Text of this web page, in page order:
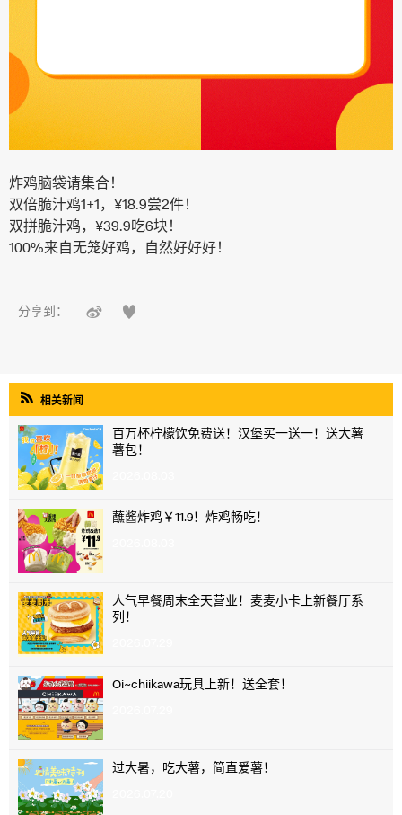
炸鸡脑袋请集合！
双倍脆汁鸡1+1，¥18.9尝2件！
双拼脆汁鸡，¥39.9吃6块！
100%来自无笼好鸡，自然好好好！
分享到：  
 相关新闻
百万杯柠檬饮免费送！汉堡买一送一！送大薯
薯包！
蘸酱炸鸡￥11.9！炸鸡畅吃！
人气早餐周末全天营业！麦麦小卡上新餐厅系
列！
Oi~chiikawa玩具上新！送全套！
过大暑，吃大薯，简直爱薯！